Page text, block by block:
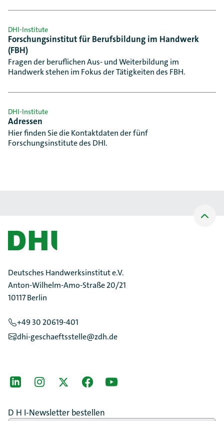
DHI-Institute
Forschungsinstitut für Berufsbildung im Handwerk
(FBH)
Fragen der beruflichen Aus- und Weiterbildung im
Handwerk stehen im Fokus der Tätigkeiten des FBH.
DHI-Institute
Adressen
Hier finden Sie die Kontaktdaten der fünf
Forschungsinstitute des DHI.
oben
Deutsches Handwerksinstitut e.V.
Anton-Wilhelm-Amo-Straße 20/21
10117 Berlin
+49 30 20619-401
dhi-geschaeftsstelle@zdh.de
[Der ZDH in den Sozialen Netzwerken]
LinkedIninstagramTwitterFacebookYoutube
D H I-Newsletter bestellen